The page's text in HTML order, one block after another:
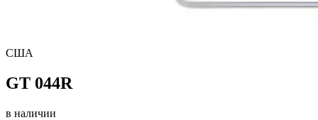
США
GT 044R
в наличии